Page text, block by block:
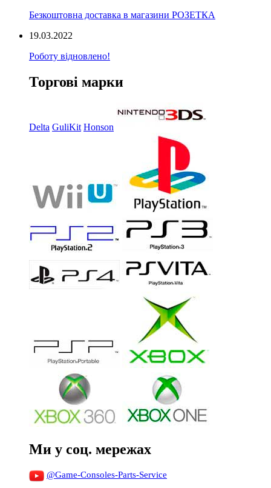
Безкоштовна доставка в магазини РОЗЕТКА
19.03.2022
Роботу відновлено!
Торгові марки
Delta GuliKit Honson
Ми у соц. мережах
@Game-Consoles-Parts-Service